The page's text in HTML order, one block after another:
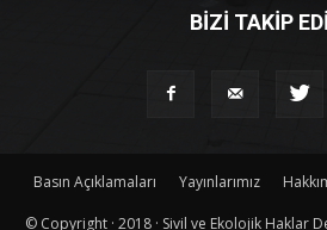
BİZİ TAKİP
Basın Açıklamaları Yayınlarımız
© Copyright · 2018 · Sivil ve Ekolojik Haklar